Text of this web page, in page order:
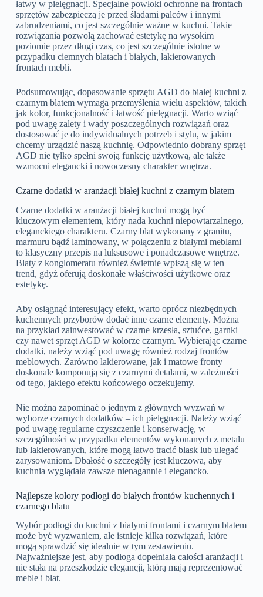
łatwy w pielęgnacji. Specjalne powłoki ochronne na frontach
sprzętów zabezpieczą je przed śladami palców i innymi
zabrudzeniami, co jest szczególnie ważne w kuchni. Takie
rozwiązania pozwolą zachować estetykę na wysokim
poziomie przez długi czas, co jest szczególnie istotne w
przypadku ciemnych blatach i białych, lakierowanych
frontach mebli.
Podsumowując, dopasowanie sprzętu AGD do białej kuchni z
czarnym blatem wymaga przemyślenia wielu aspektów, takich
jak kolor, funkcjonalność i łatwość pielęgnacji. Warto wziąć
pod uwagę zalety i wady poszczególnych rozwiązań oraz
dostosować je do indywidualnych potrzeb i stylu, w jakim
chcemy urządzić naszą kuchnię. Odpowiednio dobrany sprzęt
AGD nie tylko spełni swoją funkcję użytkową, ale także
wzmocni elegancki i nowoczesny charakter wnętrza.
Czarne dodatki w aranżacji białej kuchni z czarnym blatem
Czarne dodatki w aranżacji białej kuchni mogą być
kluczowym elementem, który nada kuchni niepowtarzalnego,
eleganckiego charakteru. Czarny blat wykonany z granitu,
marmuru bądź laminowany, w połączeniu z białymi meblami
to klasyczny przepis na luksusowe i ponadczasowe wnętrze.
Blaty z konglomeratu również świetnie wpiszą się w ten
trend, gdyż oferują doskonałe właściwości użytkowe oraz
estetykę.
Aby osiągnąć interesujący efekt, warto oprócz niezbędnych
kuchennych przyborów dodać inne czarne elementy. Można
na przykład zainwestować w czarne krzesła, sztućce, garnki
czy nawet sprzęt AGD w kolorze czarnym. Wybierając czarne
dodatki, należy wziąć pod uwagę również rodzaj frontów
meblowych. Zarówno lakierowane, jak i matowe fronty
doskonale komponują się z czarnymi detalami, w zależności
od tego, jakiego efektu końcowego oczekujemy.
Nie można zapominać o jednym z głównych wyzwań w
wyborze czarnych dodatków – ich pielęgnacji. Należy wziąć
pod uwagę regularne czyszczenie i konserwację, w
szczególności w przypadku elementów wykonanych z metalu
lub lakierowanych, które mogą łatwo tracić blask lub ulegać
zarysowaniom. Dbałość o szczegóły jest kluczowa, aby
kuchnia wyglądała zawsze nienagannie i elegancko.
Najlepsze kolory podłogi do białych frontów kuchennych i
czarnego blatu
Wybór podłogi do kuchni z białymi frontami i czarnym blatem
może być wyzwaniem, ale istnieje kilka rozwiązań, które
mogą sprawdzić się idealnie w tym zestawieniu.
Najważniejsze jest, aby podłoga dopełniała całości aranżacji i
nie stała na przeszkodzie elegancji, którą mają reprezentować
meble i blat.